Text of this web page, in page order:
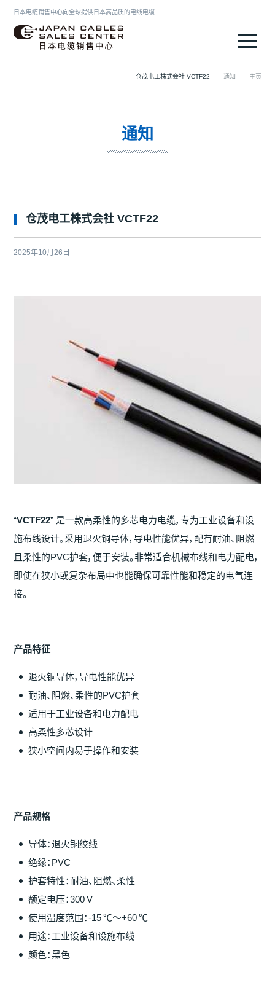
日本电缆销售中心向全球提供日本高品质的电线电缆
主页
通知
仓茂电工株式会社 VCTF22
通知
仓茂电工株式会社 VCTF22
2025年10月26日
“VCTF22” 是一款高柔性的多芯电力电缆，专为工业设备和设
施布线设计。采用退火铜导体，导电性能优异，配有耐油、阻燃
且柔性的PVC护套，便于安装。非常适合机械布线和电力配电，
即使在狭小或复杂布局中也能确保可靠性能和稳定的电气连
接。
产品特征
退火铜导体，导电性能优异
耐油、阻燃、柔性的PVC护套
适用于工业设备和电力配电
高柔性多芯设计
狭小空间内易于操作和安装
产品规格
导体：退火铜绞线
绝缘：PVC
护套特性：耐油、阻燃、柔性
额定电压：300 V
使用温度范围：-15 ℃～+60 ℃
用途：工业设备和设施布线
颜色：黑色